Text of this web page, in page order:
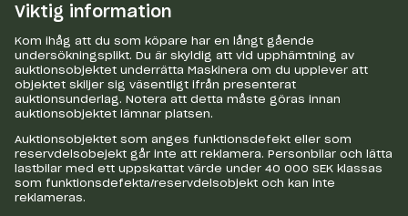
Viktig information
Kom ihåg att du som köpare har en långt gående
undersökningsplikt. Du är skyldig att vid upphämtning av
auktionsobjektet underrätta Maskinera om du upplever att
objektet skiljer sig väsentligt ifrån presenterat
auktionsunderlag. Notera att detta måste göras innan
auktionsobjektet lämnar platsen.
Auktionsobjektet som anges funktionsdefekt eller som
reservdelsobejekt går inte att reklamera. Personbilar och lätta
lastbilar med ett uppskattat värde under 40 000 SEK klassas
som funktionsdefekta/reservdelsobjekt och kan inte
reklameras.